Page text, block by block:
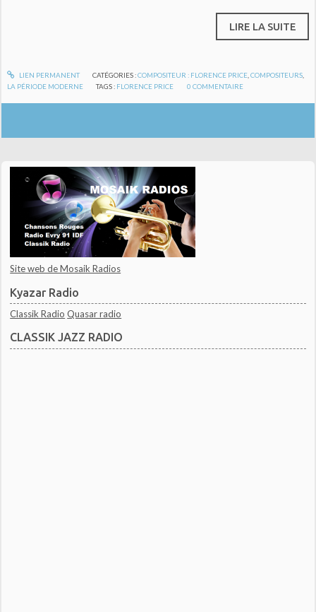
LIRE LA SUITE
LIEN PERMANENT CATÉGORIES :COMPOSITEUR : FLORENCE PRICE, COMPOSITEURS,
LA PÉRIODE MODERNE
TAGS : FLORENCE PRICE 0 COMMENTAIRE
Site web de Mosaik Radios
Kyazar Radio
Classik Radio Quasar radio
CLASSIK JAZZ RADIO